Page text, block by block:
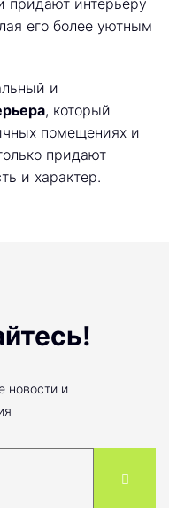
придают интерьеру
его более уютным
и
, который
помещениях и
придают
и характер.
новости и